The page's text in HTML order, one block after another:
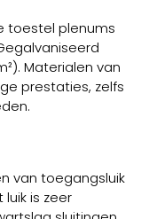
toestel plenums
Materialen van
prestaties, zelfs
van toegangsluik
is zeer